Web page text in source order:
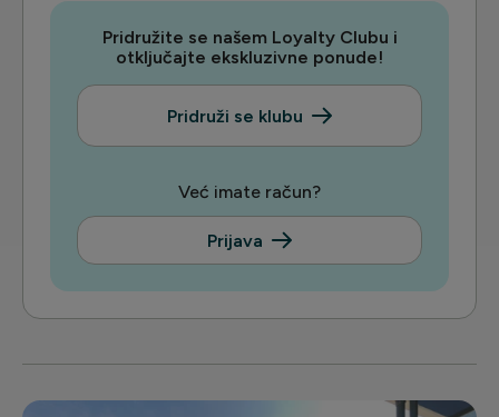
Pridružite se našem Loyalty Clubu i
otključajte ekskluzivne ponude!
Pridruži se klubu
Već imate račun?
Prijava